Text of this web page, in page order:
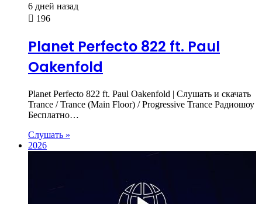
6 дней назад
196
Planet Perfecto 822 ft. Paul
Oakenfold
Planet Perfecto 822 ft. Paul Oakenfold | Слушать и скачать
Trance / Trance (Main Floor) / Progressive Trance Радиошоу
Бесплатно…
Слушать »
2026